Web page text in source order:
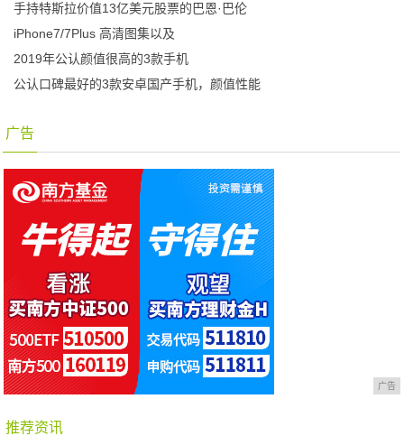
手持特斯拉价值13亿美元股票的巴恩·巴伦
iPhone7/7Plus 高清图集以及
2019年公认颜值很高的3款手机
公认口碑最好的3款安卓国产手机，颜值性能
广告
广告
推荐资讯